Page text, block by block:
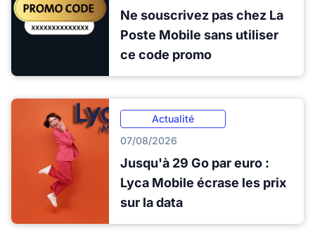
Ne souscrivez pas chez La
Poste Mobile sans utiliser
ce code promo
Actualité
07/08/2026
Jusqu'à 29 Go par euro :
Lyca Mobile écrase les prix
sur la data